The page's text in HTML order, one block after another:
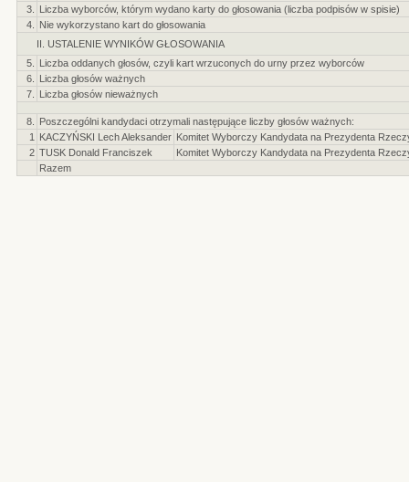
3.
Liczba wyborców, którym wydano karty do głosowania (liczba podpisów w spisie)
4.
Nie wykorzystano kart do głosowania
II. USTALENIE WYNIKÓW GŁOSOWANIA
5.
Liczba oddanych głosów, czyli kart wrzuconych do urny przez wyborców
6.
Liczba głosów ważnych
7.
Liczba głosów nieważnych
8.
Poszczególni kandydaci otrzymali następujące liczby głosów ważnych:
1
KACZYŃSKI Lech Aleksander Komitet Wyborczy Kandydata na Prezydenta
2 TUSK Donald Franciszek
Komitet Wyborczy Kandydata na Prezydenta
Razem